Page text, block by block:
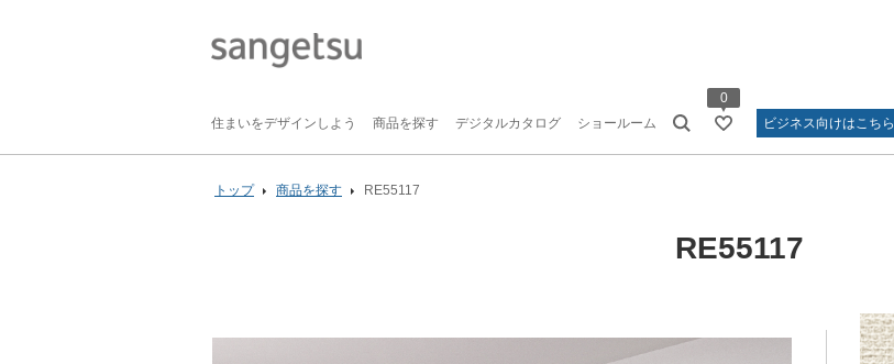
住まいをデザインしよう 商品を探す デジタルカタログ ショールーム
0
ビジネス向けはこちら
トップ 商品を探す RE55117
RE55117